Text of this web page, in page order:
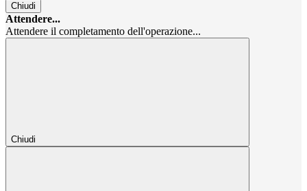
Chiudi
Attendere...
Attendere il completamento dell'operazione...
Chiudi